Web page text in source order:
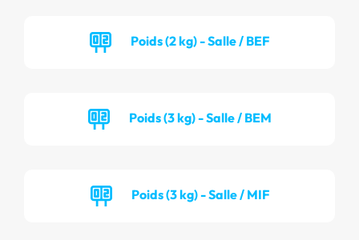
Poids (2 kg) - Salle / BEF
Poids (3 kg) - Salle / BEM
Poids (3 kg) - Salle / MIF